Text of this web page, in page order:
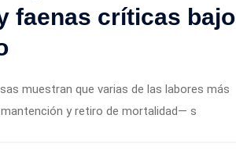
faenas críticas bajo
muestran que varias de las labores más
y retiro de mortalidad— s